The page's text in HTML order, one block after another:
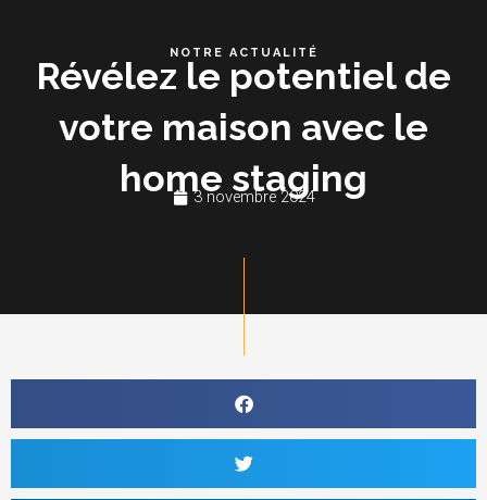
contenu
NOTRE ACTUALITÉ
Révélez le potentiel de
votre maison avec le
home staging
3 novembre 2024